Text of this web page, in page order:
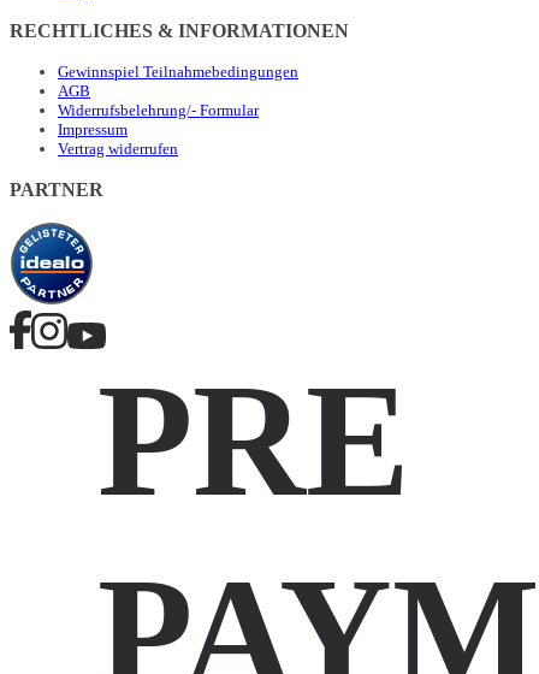
RECHTLICHES & INFORMATIONEN
Gewinnspiel Teilnahmebedingungen
AGB
Widerrufsbelehrung/- Formular
Impressum
Vertrag widerrufen
PARTNER